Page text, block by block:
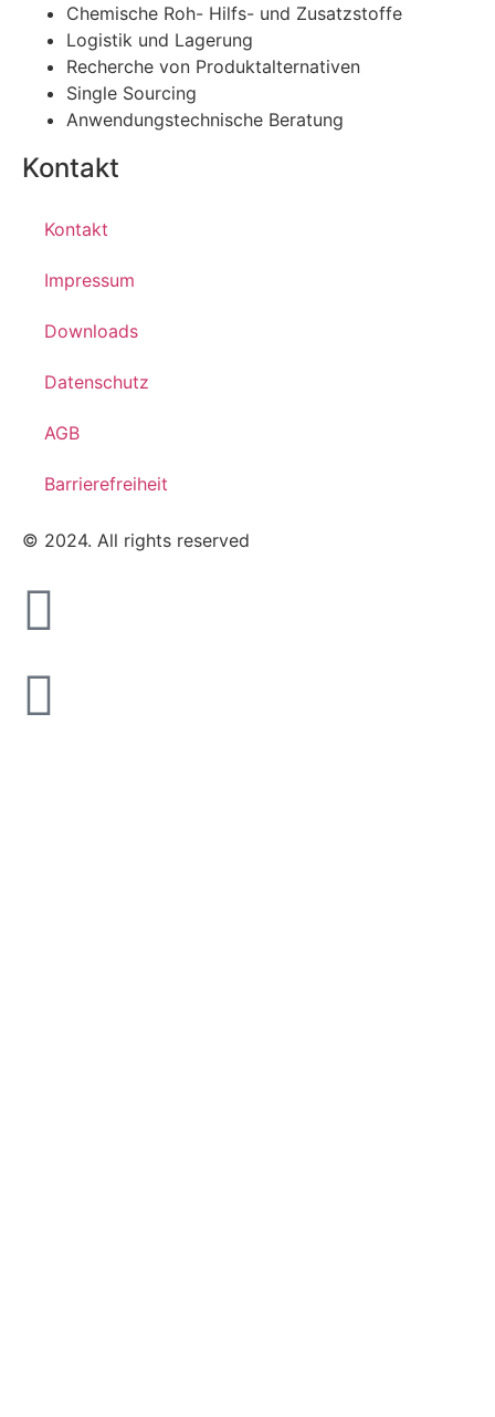
Chemische Roh- Hilfs- und Zusatzstoffe
Logistik und Lagerung
Recherche von Produktalternativen
Single Sourcing
Anwendungstechnische Beratung
Kontakt
Kontakt
Impressum
Downloads
Datenschutz
AGB
Barrierefreiheit
© 2024. All rights reserved